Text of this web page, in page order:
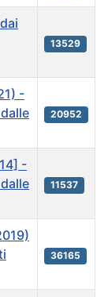
13529
-
20952
-
11537
36165